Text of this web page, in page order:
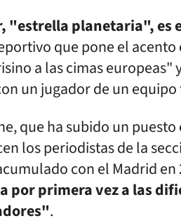
"estrella planetaria", es
que pone el acento
a las cimas europeas"
un jugador de un equipo
que ha subido un
los periodistas de la
con el Madrid
por primera vez a las
.